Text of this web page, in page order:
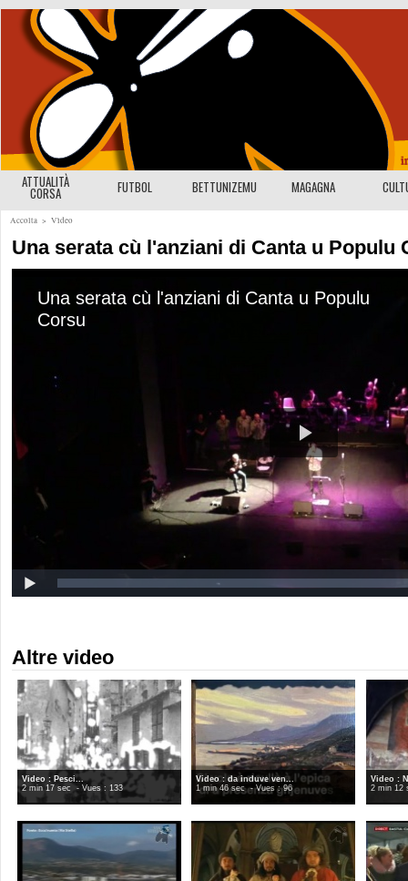
ATTUALITÀ
CORSA FUTBOL BETTUNIZEMU MAGAGNA
Accolta > Vìdeo
Una serata cù l'anziani di Canta u Populu
Altre video
Video : Pesci...
2 min 17 sec - Vues : 133
Video : da induve ven...
1 min 46 sec - Vues : 96
Video :
2 min 12